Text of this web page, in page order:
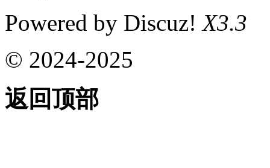
Powered by Discuz!X3.3
© 2024-2025
返回顶部